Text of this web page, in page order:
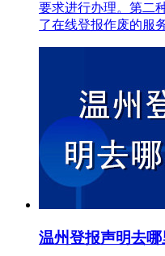
要求进行办理。第二
了在线登报作废的服
温州登报声明去哪